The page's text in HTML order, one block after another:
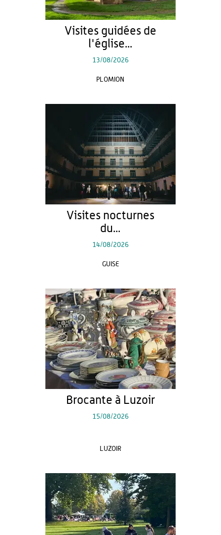
Visites guidées de
l'église...
13/08/2026
PLOMION
Visites nocturnes
du...
14/08/2026
GUISE
Brocante à Luzoir
15/08/2026
LUZOIR